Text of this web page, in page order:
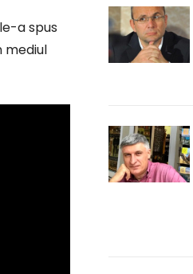
a spus
mediul